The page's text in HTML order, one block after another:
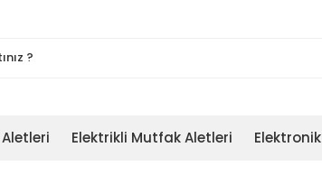
Elektrikli Mutfak Aletleri Elektronik